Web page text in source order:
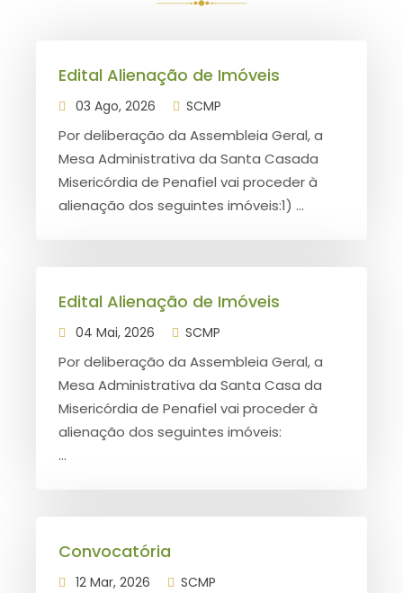
Edital Alienação de Imóveis
03 Ago, 2026 SCMP
Por deliberação da Assembleia Geral, a
Mesa Administrativa da Santa Casada
Misericórdia de Penafiel vai proceder à
alienação dos seguintes imóveis:1) ...
Edital Alienação de Imóveis
04 Mai, 2026 SCMP
Por deliberação da Assembleia Geral, a
Mesa Administrativa da Santa Casa da
Misericórdia de Penafiel vai proceder à
alienação dos seguintes imóveis:
...
Convocatória
12 Mar, 2026 SCMP